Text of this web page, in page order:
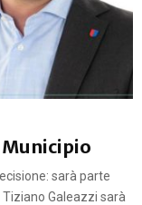
sarà parte
Tiziano Galeazzi sarà